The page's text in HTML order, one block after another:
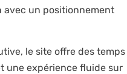
avec un positionnement
le site offre des temps
une expérience fluide sur